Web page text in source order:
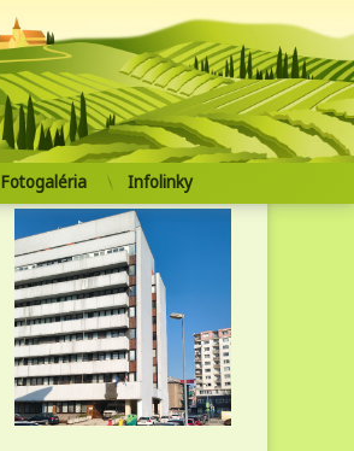
a ochrany pôdy
Fotogaléria Infolinky